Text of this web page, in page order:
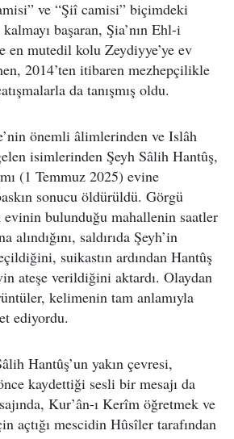
ve “Şiî camisi” biçimdeki
kalmayı başaran, Şia’nın Ehl-i
en mutedil kolu Zeydiyye’ye ev
2014’ten itibaren mezhepçilikle
da tanışmış oldu.
önemli âlimlerinden ve Islâh
isimlerinden Şeyh Sâlih Hantûş,
(1 Temmuz 2025) evine
sonucu öldürüldü. Görgü
evinin bulunduğu mahallenin saatler
alındığını, saldırıda Şeyh’in
suikastın ardından Hantûş
ateşe verildiğini aktardı. Olaydan
kelimenin tam anlamıyla
ediyordu.
Hantûş’un yakın çevresi,
kaydettiği sesli bir mesajı da
Kur’ân-ı Kerîm öğretmek ve
açtığı mescidin Hûsîler tarafından